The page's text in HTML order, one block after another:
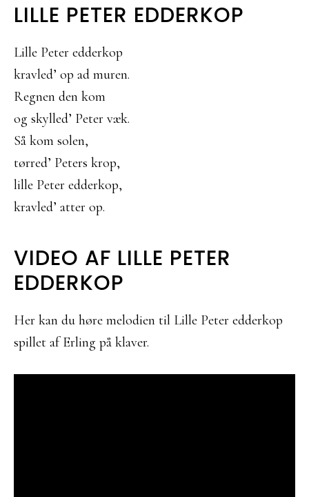
LILLE PETER EDDERKOP
Lille Peter edderkop
kravled’ op ad muren.
Regnen den kom
og skylled’ Peter væk.
Så kom solen,
tørred’ Peters krop,
lille Peter edderkop,
kravled’ atter op.
VIDEO AF LILLE PETER
EDDERKOP
Her kan du høre melodien til Lille Peter edderkop
spillet af Erling på klaver.